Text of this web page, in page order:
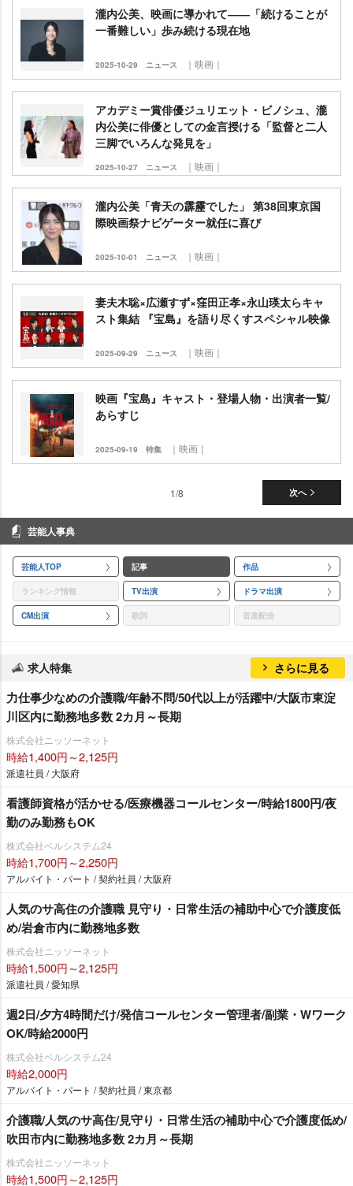
瀧内公美、映画に導かれて――「続けることが
一番難しい」歩み続ける現在地
2025-10-29 ニュース ｜映画｜
アカデミー賞俳優ジュリエット・ビノシュ、瀧
内公美に俳優としての金言授ける「監督と二人
三脚でいろんな発見を」
2025-10-27 ニュース ｜映画｜
瀧内公美「青天の霹靂でした」 第38回東京国
際映画祭ナビゲーター就任に喜び
2025-10-01 ニュース ｜映画｜
妻夫木聡×広瀬すず×窪田正孝×永山瑛太らキャ
スト集結 『宝島』を語り尽くすスペシャル映像
2025-09-29 ニュース ｜映画｜
映画『宝島』キャスト・登場人物・出演者一覧/
あらすじ
2025-09-19 特集 ｜映画｜
次へ
1/8
芸能人事典
芸能人TOP 記事 作品
ランキング情報 TV出演 ドラマ出演
CM出演 歌詞 音楽配信
求人特集 さらに見る
力仕事少なめの介護職/年齢不問/50代以上が活躍中/大阪市東淀
川区内に勤務地多数 2カ月～長期
株式会社ニッソーネット
時給1,400円～2,125円
派遣社員 / 大阪府
看護師資格が活かせる/医療機器コールセンター/時給1800円/夜
勤のみ勤務もOK
株式会社ベルシステム24
時給1,700円～2,250円
アルバイト・パート / 契約社員 / 大阪府
人気のサ高住の介護職 見守り・日常生活の補助中心で介護度低
め/岩倉市内に勤務地多数
株式会社ニッソーネット
時給1,500円～2,125円
派遣社員 / 愛知県
週2日/夕方4時間だけ/発信コールセンター管理者/副業・Wワーク
OK/時給2000円
株式会社ベルシステム24
時給2,000円
アルバイト・パート / 契約社員 / 東京都
介護職/人気のサ高住/見守り・日常生活の補助中心で介護度低め/
吹田市内に勤務地多数 2カ月～長期
株式会社ニッソーネット
時給1,500円～2,125円